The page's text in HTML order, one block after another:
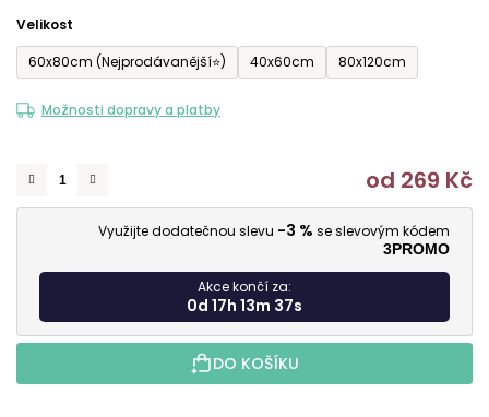
Velikost
60x80cm (Nejprodávanější⭐)
40x60cm 80x120cm
Možnosti dopravy a platby
od 269 Kč
Využijte dodatečnou slevu -3 % se slevovým kódem
3PROMO
Akce končí za:
0d 17h 13m 37s
DO KOŠÍKU